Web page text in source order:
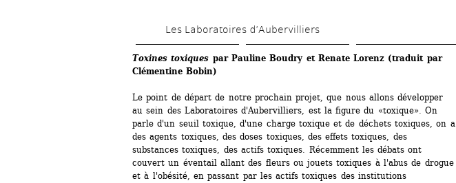
contenu
principal
Les Laboratoires d’Aubervilliers
Toxines toxiques par Pauline Boudry et Renate Lorenz (traduit par
Clémentine Bobin)
Le point de départ de notre prochain projet, que nous allons développer
au sein des Laboratoires d'Aubervilliers, est la figure du «toxique». On
parle d'un seuil toxique, d'une charge toxique et de déchets toxiques, on a
des agents toxiques, des doses toxiques, des effets toxiques, des
substances toxiques, des actifs toxiques. Récemment les débats ont
couvert un éventail allant des fleurs ou jouets toxiques à l'abus de drogue
et à l'obésité, en passant par les actifs toxiques des institutions